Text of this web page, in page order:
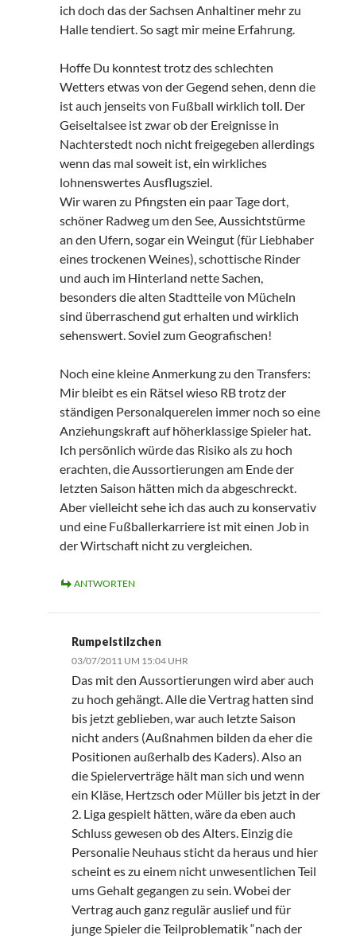
ich doch das der Sachsen Anhaltiner mehr zu
Halle tendiert. So sagt mir meine Erfahrung.
Hoffe Du konntest trotz des schlechten
Wetters etwas von der Gegend sehen, denn die
ist auch jenseits von Fußball wirklich toll. Der
Geiseltalsee ist zwar ob der Ereignisse in
Nachterstedt noch nicht freigegeben allerdings
wenn das mal soweit ist, ein wirkliches
lohnenswertes Ausflugsziel.
Wir waren zu Pfingsten ein paar Tage dort,
schöner Radweg um den See, Aussichtstürme
an den Ufern, sogar ein Weingut (für Liebhaber
eines trockenen Weines), schottische Rinder
und auch im Hinterland nette Sachen,
besonders die alten Stadtteile von Mücheln
sind überraschend gut erhalten und wirklich
sehenswert. Soviel zum Geografischen!
Noch eine kleine Anmerkung zu den Transfers:
Mir bleibt es ein Rätsel wieso RB trotz der
ständigen Personalquerelen immer noch so eine
Anziehungskraft auf höherklassige Spieler hat.
Ich persönlich würde das Risiko als zu hoch
erachten, die Aussortierungen am Ende der
letzten Saison hätten mich da abgeschreckt.
Aber vielleicht sehe ich das auch zu konservativ
und eine Fußballerkarriere ist mit einen Job in
der Wirtschaft nicht zu vergleichen.
ANTWORTEN
Rumpelstilzchen
03/07/2011 UM 15:04 UHR
Das mit den Aussortierungen wird aber auch
zu hoch gehängt. Alle die Vertrag hatten sind
bis jetzt geblieben, war auch letzte Saison
nicht anders (Außnahmen bilden da eher die
Positionen außerhalb des Kaders). Also an
die Spielerverträge hält man sich und wenn
ein Kläse, Hertzsch oder Müller bis jetzt in der
2. Liga gespielt hätten, wäre da eben auch
Schluss gewesen ob des Alters. Einzig die
Personalie Neuhaus sticht da heraus und hier
scheint es zu einem nicht unwesentlichen Teil
ums Gehalt gegangen zu sein. Wobei der
Vertrag auch ganz regulär auslief und für
junge Spieler die Teilproblematik “nach der